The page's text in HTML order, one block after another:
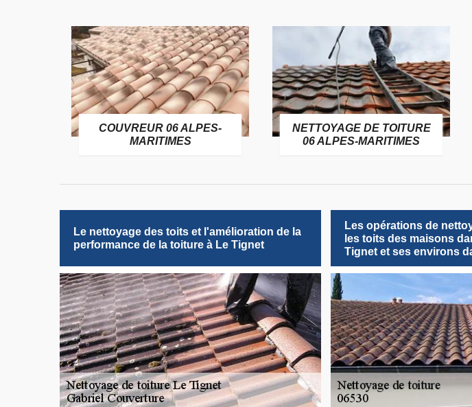
COUVREUR 06 ALPES-
MARITIMES
NETTOYAGE DE TOITURE
06 ALPES-MARITIMES
Le nettoyage des toits et l'amélioration de la
performance de la toiture à Le Tignet
Les opérations de
les toits des maisons
Tignet et ses environs